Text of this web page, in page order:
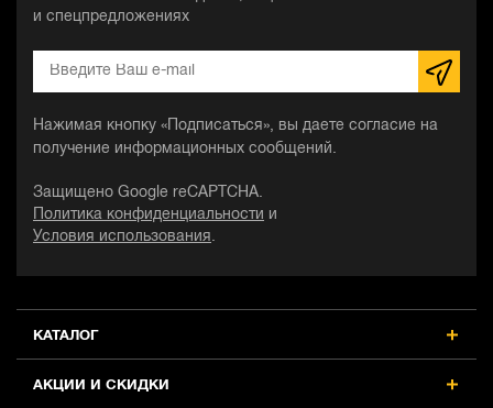
КАТАЛОГ
АКЦИИ И СКИДКИ
и спецпредложениях
Нажимая кнопку «Подписаться», вы даете согласие на
получение информационных сообщений.
Защищено Google reCAPTCHA.
Политика конфиденциальности
и
Условия использования .